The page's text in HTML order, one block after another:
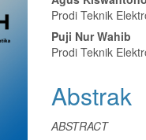
Artikel
Utama
Prodi Teknik
Puji Nur Wahib
Prodi Teknik
Abstrak
ABSTRACT